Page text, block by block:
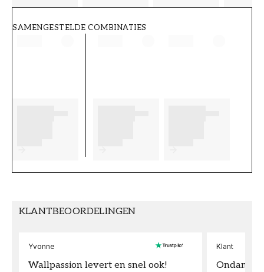
SAMENGESTELDE COMBINATIES
KLANTBEOORDELINGEN
Yvonne
Wallpassion levert en snel ook!
Klant
Ondanks